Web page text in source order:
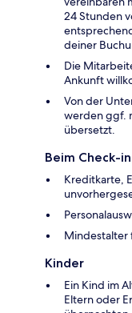
24 Stunden
deiner
Die
Ankunft
Von der
werden ggf.
übersetzt.
Beim Check-
Kreditkarte,
Mindestalter
Kinder
Ein Kind im
Eltern oder